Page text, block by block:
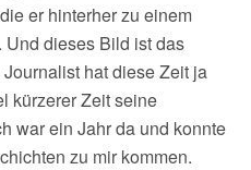
er hinterher zu einem
Und dieses Bild ist das
hat diese Zeit ja
kürzerer Zeit seine
war ein Jahr da und konnte
zu mir kommen.